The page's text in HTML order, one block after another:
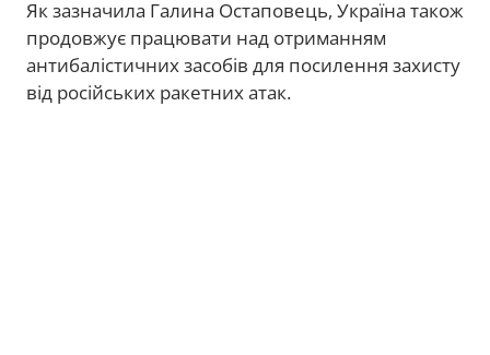
Як зазначила Галина Остаповець, Україна також
продовжує працювати над отриманням
антибалістичних засобів для посилення захисту
від російських ракетних атак.